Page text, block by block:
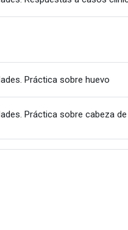
Práctica sobre huevo
Práctica sobre cabeza